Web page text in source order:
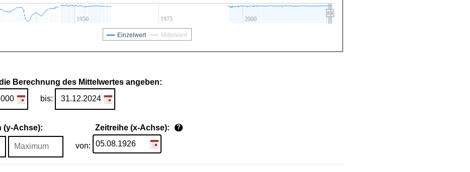
1950 1975 2000
Einzelwert Mittelwert
Berechnung des Mittelwertes angeben:
bis:
(y-Achse): Zeitreihe (x-Achse): ?
von: